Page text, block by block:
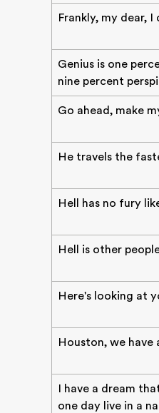
Frankly, my dear,
Genius is one
nine percent
Go ahead, make
He travels the
Hell has no fury
Hell is other
Here's looking at
Houston, we have
I have a dream
one day live in a